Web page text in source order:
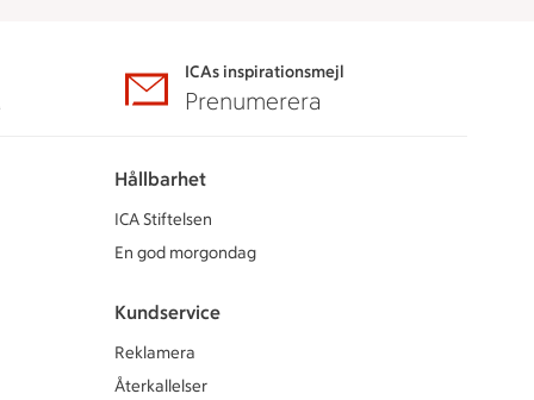
ICAs inspirationsmejl
Prenumerera
Hållbarhet
ICA Stiftelsen
En god morgondag
Kundservice
Reklamera
Återkallelser